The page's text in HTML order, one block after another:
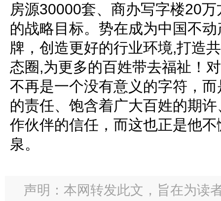
房源30000套、商办写字楼20
的战略目标。势在成为中国不
牌，创造更好的行业环境,打造
态圈,为更多的百姓带去福祉！
不再是一个没有意义的字符，
的责任、饱含着广大百姓的期
作伙伴的信任，而这也正是他
泉。
声明：本网转发此文，旨在为读